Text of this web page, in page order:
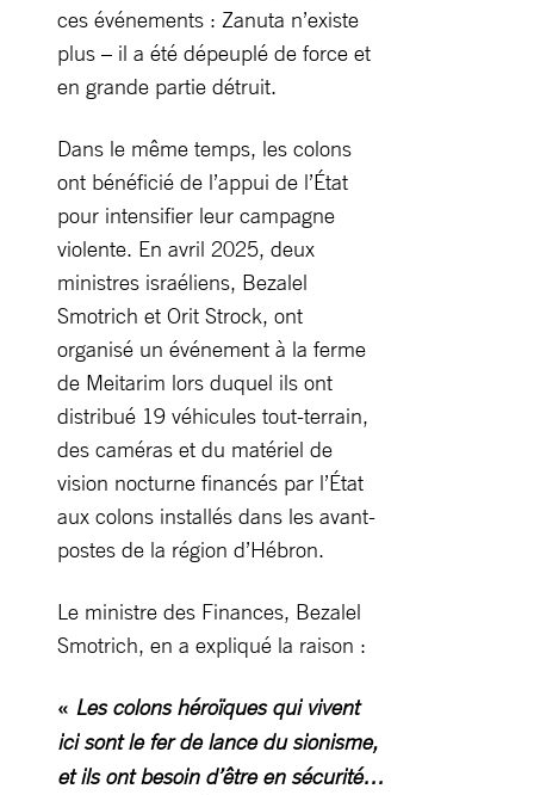
ces événements : Zanuta n’existe
plus – il a été dépeuplé de force et
en grande partie détruit.
Dans le même temps, les colons
ont bénéficié de l’appui de l’État
pour intensifier leur campagne
violente. En avril 2025, deux
ministres israéliens, Bezalel
Smotrich et Orit Strock, ont
organisé un événement à la ferme
de Meitarim lors duquel ils ont
distribué 19 véhicules tout-terrain,
des caméras et du matériel de
vision nocturne financés par l’État
aux colons installés dans les avant-
postes de la région d’Hébron.
Le ministre des Finances, Bezalel
Smotrich, en a expliqué la raison :
« Les colons héroïques qui vivent
ici sont le fer de lance du sionisme,
et ils ont besoin d’être en sécurité…